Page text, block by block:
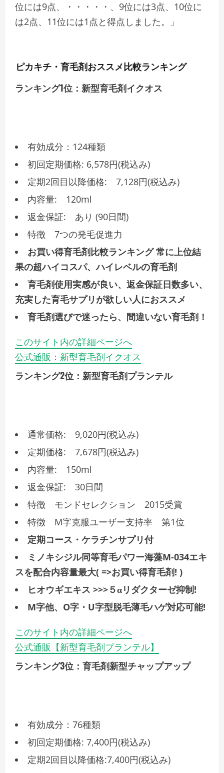
位には9点、・・・・・、9位には3点、10位に
は2点、11位には1点と得点しました。」
ピカキチ・育毛剤おススメ比較ランキング
ランキング1位：新型育毛剤イクオス
有効成分：124種類
初回定期価格: 6,578円(税込み)
定期2回目以降価格: 7,128円(税込み)
内容量: 120ml
返金保証: あり (90日間)
特徴 7つの発毛促進力
お買い得育毛剤比較ランキング 常に上位結
果の超ハイコスパ、ハイレベルの育毛剤
育毛剤使用実感が良い、返金保証日数多い、
充実した育毛サプリが欲しい人におススメ
育毛剤選びで迷ったら、間違いない育毛剤！
このサイト内の詳細ページへ
公式通販：新型育毛剤イクオス
ランキング2位：新型育毛剤プランテル
通常価格: 9,020円(税込み)
定期価格: 7,678円(税込み)
内容量: 150ml
返金保証: 30日間
特徴 モンドセレクション 2015受賞
特徴 M字克服ユーザー支持率 第1位
定期コース・ケラチンサプリ付
ミノキシジル同等育毛パワー海藻M-034エキ
スを配合内容量最大( =>お買い得育毛剤! )
ヒオウギエキス >>>５αリダクターゼ抑制!
M字他、O字・U字型脱毛薄毛ハゲ対応可能!
このサイト内の詳細ページへ
公式通販【新型育毛剤プランテル】
ランキング3位：育毛剤新型チャップアップ
有効成分：76種類
初回定期価格: 7,400円(税込み)
定期2回目以降価格:7,400円(税込み)